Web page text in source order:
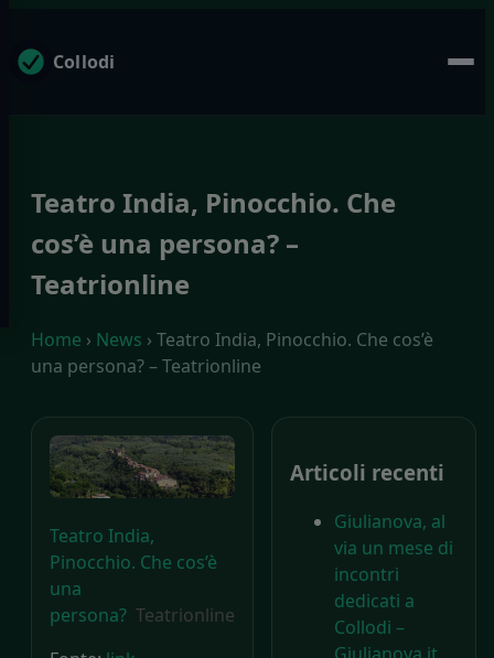
Collodi
Teatro India, Pinocchio. Che
cos’è una persona? –
Teatrionline
Home › News › Teatro India, Pinocchio. Che cos’è
una persona? – Teatrionline
Teatro India,
Pinocchio. Che cos’è
una
persona? Teatrionline
Articoli recenti
Giulianova, al
via un mese di
incontri
dedicati a
Collodi –